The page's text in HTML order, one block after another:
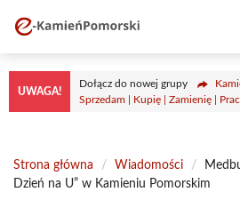
treści
UWAGA!
Dołącz do nowej grupy
Sprzedam | Kupię | Zamienię |
Strona główna / Wiadomości /
Dzień na U” w Kamieniu Pomorskim